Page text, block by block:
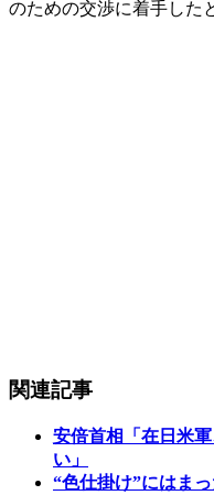
のための交渉に着手した
関連記事
安倍首相「在日米
い」
“色仕掛け”にはま